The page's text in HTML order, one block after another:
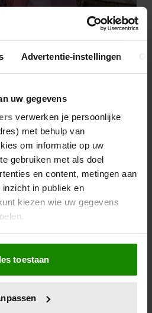
Advertentie-instellingen
uw gegevens
verwerken je persoonlijke
met behulp van
om informatie op uw
gebruiken met als doel
en content, metingen aan
in publiek en
kiezen wie uw gegevens
we ook graag:
over uw geografische
meter nauwkeurig kan zijn
eigenschappen (fingerprinting)
toestaan